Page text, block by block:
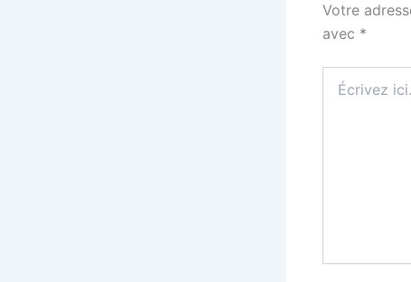
Votre
avec *
ici…